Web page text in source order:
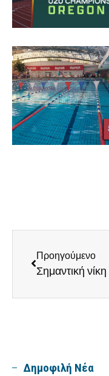
Προηγούμενο
Δημοφιλή Νέα